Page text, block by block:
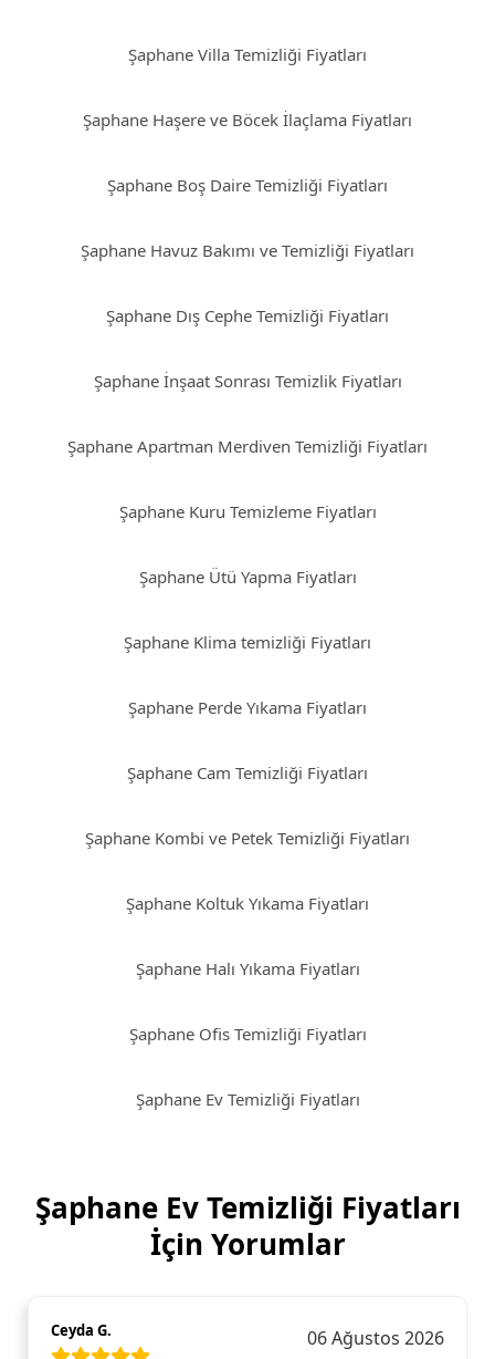
Şaphane Villa Temizliği Fiyatları
Şaphane Haşere ve Böcek İlaçlama Fiyatları
Şaphane Boş Daire Temizliği Fiyatları
Şaphane Havuz Bakımı ve Temizliği Fiyatları
Şaphane Dış Cephe Temizliği Fiyatları
Şaphane İnşaat Sonrası Temizlik Fiyatları
Şaphane Apartman Merdiven Temizliği Fiyatları
Şaphane Kuru Temizleme Fiyatları
Şaphane Ütü Yapma Fiyatları
Şaphane Klima temizliği Fiyatları
Şaphane Perde Yıkama Fiyatları
Şaphane Cam Temizliği Fiyatları
Şaphane Kombi ve Petek Temizliği Fiyatları
Şaphane Koltuk Yıkama Fiyatları
Şaphane Halı Yıkama Fiyatları
Şaphane Ofis Temizliği Fiyatları
Şaphane Ev Temizliği Fiyatları
Şaphane Ev Temizliği Fiyatları
İçin Yorumlar
Ceyda G. 06 Ağustos 2026